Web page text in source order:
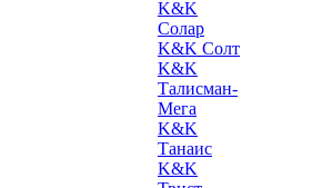
K&K
Солар
K&K Солт
K&K
Талисман-
Мега
K&K
Танаис
K&K